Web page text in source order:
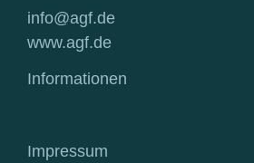
info@agf.de
www.agf.de
Informationen
Impressum